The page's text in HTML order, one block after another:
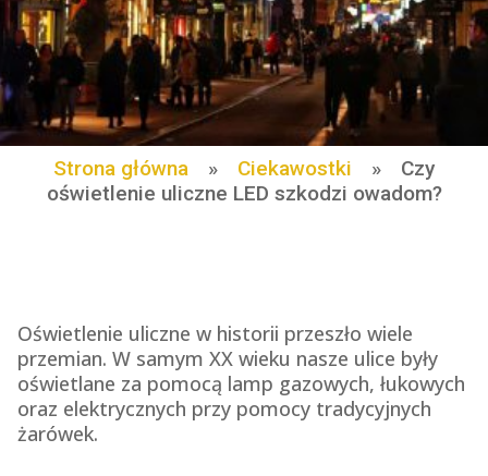
Strona główna » Ciekawostki »
Czy
oświetlenie uliczne LED szkodzi owadom?
Oświetlenie uliczne w historii przeszło wiele
przemian. W samym XX wieku nasze ulice były
oświetlane za pomocą lamp gazowych, łukowych
oraz elektrycznych przy pomocy tradycyjnych
żarówek.